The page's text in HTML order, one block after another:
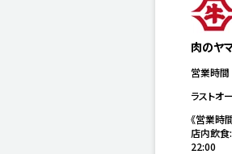
肉のヤ
営業時間
ラストオ
《営業時
店内飲
22:00